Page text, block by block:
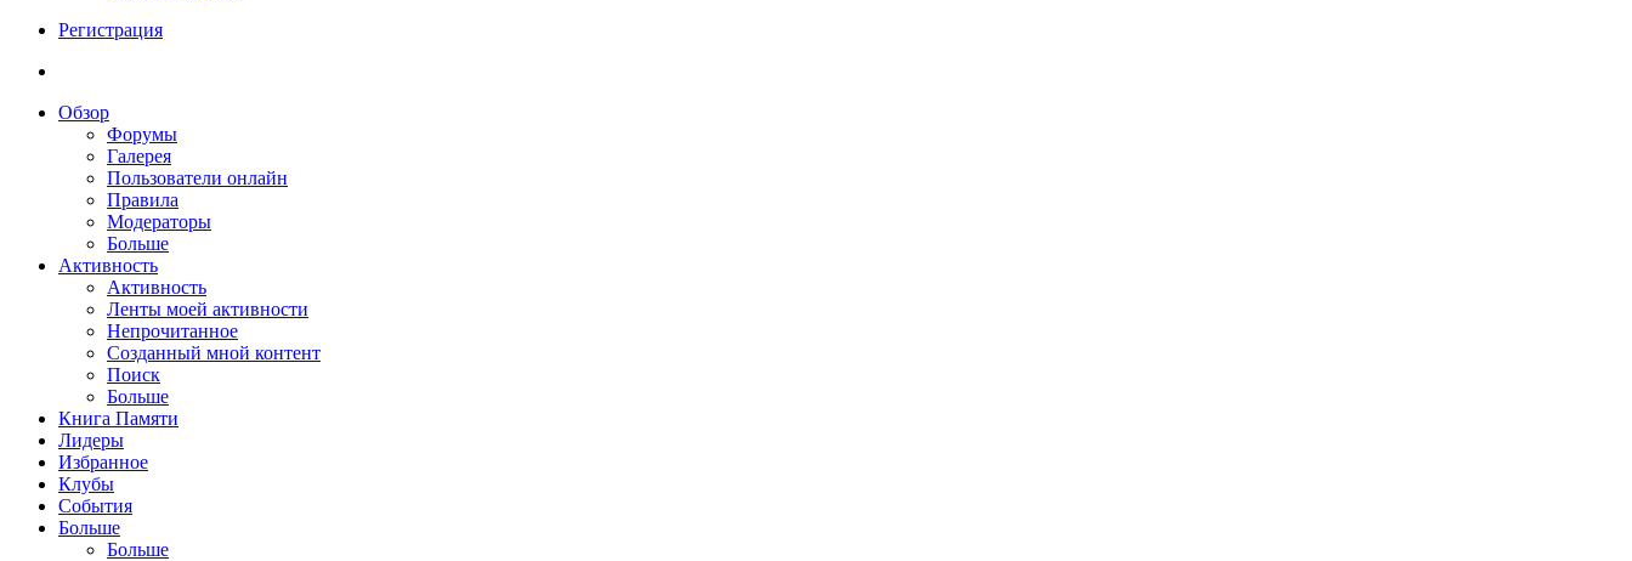
Регистрация
Обзор
Форумы
Галерея
Пользователи онлайн
Правила
Модераторы
Больше
Активность
Активность
Ленты моей активности
Непрочитанное
Созданный мной контент
Поиск
Больше
Книга Памяти
Лидеры
Избранное
Клубы
События
Больше
Больше